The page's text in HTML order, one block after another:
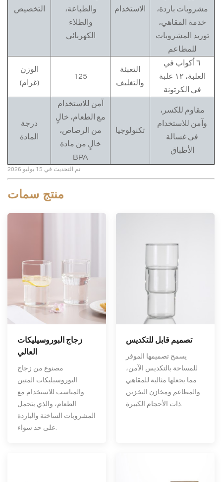
التخصيص
والطباعة،
والطلاء
الكهربائي
الاستخدام
مشروبات باردة،
خدمة المقاهي،
توريد المشروبات
للمطاعم
الوزن
(غرام)
125
التعبئة
والتغليف
٦ أكواب في
العلبة، ١٢ علبة
في الكرتونة
درجة
المادة
آمن للاستخدام
مع الطعام، خالٍ
من الرصاص،
خالٍ من مادة
BPA
تكنولوجيا
مقاوم للكسر،
وآمن للاستخدام
في غسالة
الأطباق
تم التحديث في 15 يوليو 2026
منتج سمات
زجاج البوروسيليكات
العالي
مصنوع من زجاج
البوروسيليكات المتين
والمناسب للاستخدام مع
الطعام، والذي يتحمل
المشروبات الساخنة والباردة
على حد سواء.
تصميم قابل للتكديس
يسمح تصميمها الموفر
للمساحة بالتكديس الآمن،
مما يجعلها مثالية للمقاهي
والمطاعم ومخازن التخزين
ذات الأحجام الكبيرة.